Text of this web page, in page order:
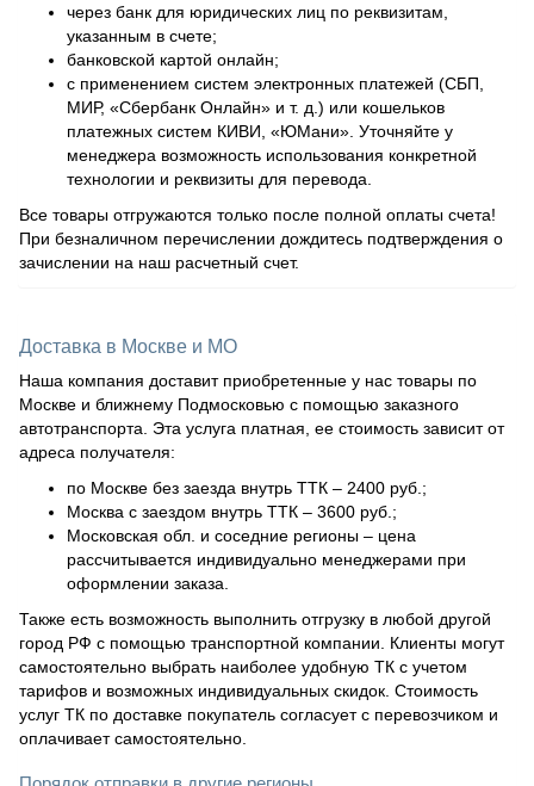
через банк для юридических лиц по реквизитам,
указанным в счете;
банковской картой онлайн;
с применением систем электронных платежей (СБП,
МИР, «Сбербанк Онлайн» и т. д.) или кошельков
платежных систем КИВИ, «ЮМани». Уточняйте у
менеджера возможность использования конкретной
технологии и реквизиты для перевода.
Все товары отгружаются только после полной оплаты счета!
При безналичном перечислении дождитесь подтверждения о
зачислении на наш расчетный счет.
Доставка в Москве и МО
Наша компания доставит приобретенные у нас товары по
Москве и ближнему Подмосковью с помощью заказного
автотранспорта. Эта услуга платная, ее стоимость зависит от
адреса получателя:
по Москве без заезда внутрь ТТК – 2400 руб.;
Москва с заездом внутрь ТТК – 3600 руб.;
Московская обл. и соседние регионы – цена
рассчитывается индивидуально менеджерами при
оформлении заказа.
Также есть возможность выполнить отгрузку в любой другой
город РФ с помощью транспортной компании. Клиенты могут
самостоятельно выбрать наиболее удобную ТК с учетом
тарифов и возможных индивидуальных скидок. Стоимость
услуг ТК по доставке покупатель согласует с перевозчиком и
оплачивает самостоятельно.